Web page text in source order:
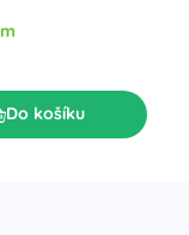
Do košíku